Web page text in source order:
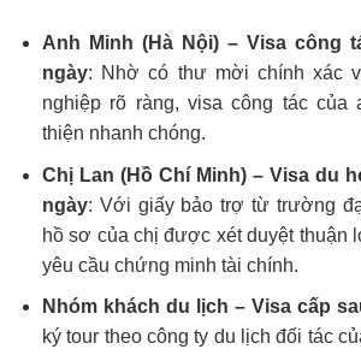
Anh Minh (Hà Nội) – Visa công
ngày: Nhờ có thư mời chính xác
nghiệp rõ ràng, visa công tác của
thiện nhanh chóng.
Chị Lan (Hồ Chí Minh) – Visa du
ngày: Với giấy bảo trợ từ trường
hồ sơ của chị được xét duyệt thuận
yêu cầu chứng minh tài chính.
Nhóm khách du lịch – Visa cấp
ký tour theo công ty du lịch đối tác